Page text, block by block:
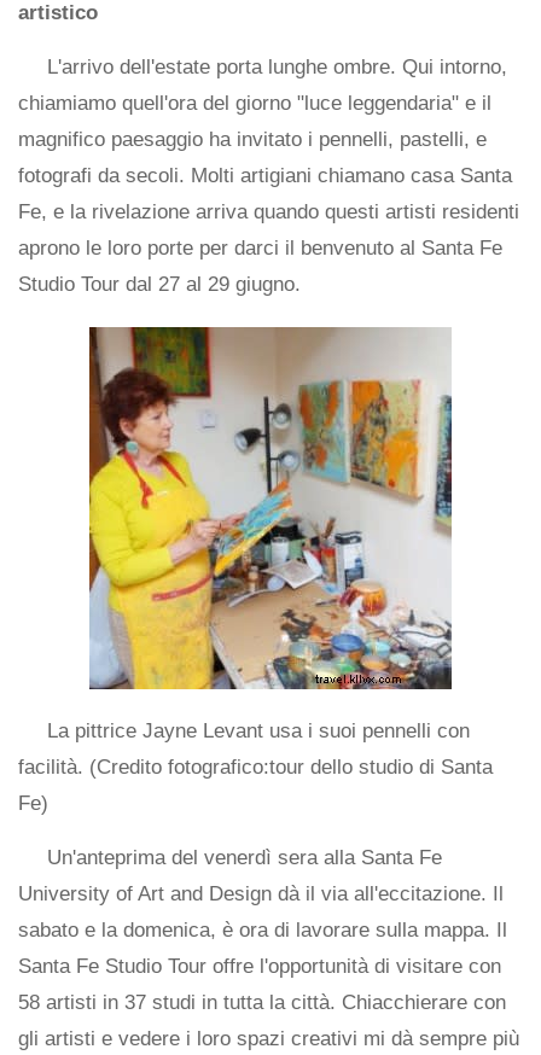
artistico
L'arrivo dell'estate porta lunghe ombre. Qui intorno,
chiamiamo quell'ora del giorno "luce leggendaria" e il
magnifico paesaggio ha invitato i pennelli, pastelli, e
fotografi da secoli. Molti artigiani chiamano casa Santa
Fe, e la rivelazione arriva quando questi artisti residenti
aprono le loro porte per darci il benvenuto al Santa Fe
Studio Tour dal 27 al 29 giugno.
La pittrice Jayne Levant usa i suoi pennelli con
facilità. (Credito fotografico:tour dello studio di Santa
Fe)
Un'anteprima del venerdì sera alla Santa Fe
University of Art and Design dà il via all'eccitazione. Il
sabato e la domenica, è ora di lavorare sulla mappa. Il
Santa Fe Studio Tour offre l'opportunità di visitare con
58 artisti in 37 studi in tutta la città. Chiacchierare con
gli artisti e vedere i loro spazi creativi mi dà sempre più